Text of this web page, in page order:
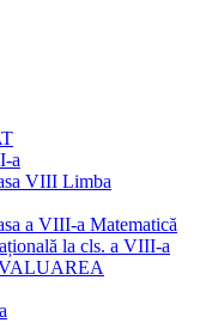
a
VIII Limba
a VIII-a Matematică
la cls. a VIII-a